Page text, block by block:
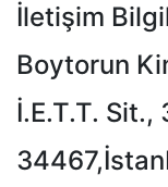
İletişim
Boytorun
İ.E.T.T. Sit.,